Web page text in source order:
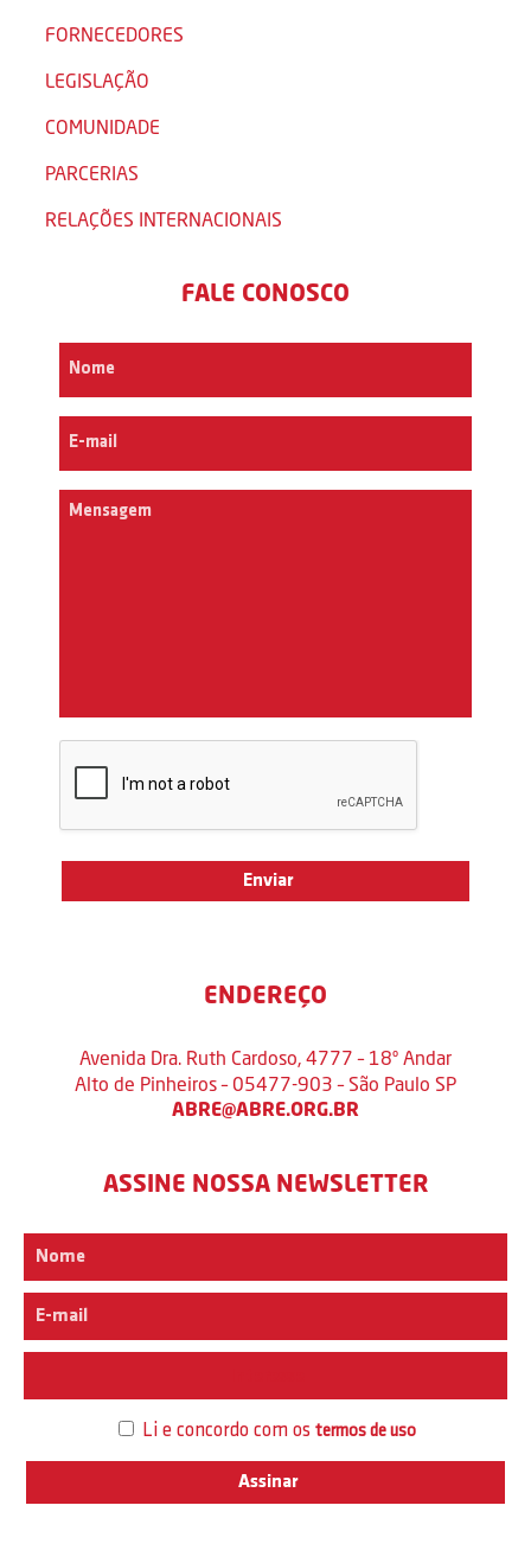
FORNECEDORES
LEGISLAÇÃO
COMUNIDADE
PARCERIAS
RELAÇÕES INTERNACIONAIS
FALE CONOSCO
ENDEREÇO
Avenida Dra. Ruth Cardoso, 4777 – 18º Andar
Alto de Pinheiros – 05477-903 – São Paulo SP
ABRE@ABRE.ORG.BR
ASSINE NOSSA NEWSLETTER
Li e concordo com os termos de uso